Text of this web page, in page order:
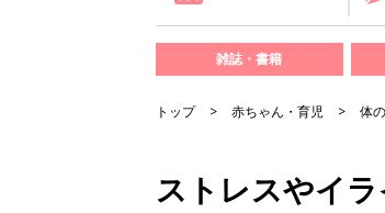
雑誌・書籍
トップ 赤ちゃん・育児 体
ストレスやイ